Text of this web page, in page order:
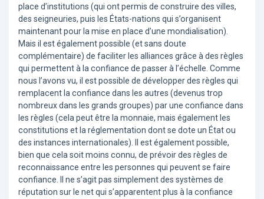
place d’institutions (qui ont permis de construire des villes,
des seigneuries, puis les États-nations qui s’organisent
maintenant pour la mise en place d’une mondialisation).
Mais il est également possible (et sans doute
complémentaire) de faciliter les alliances grâce à des règles
qui permettent à la confiance de passer à l’échelle. Comme
nous l’avons vu, il est possible de développer des règles qui
remplacent la confiance dans les autres (devenus trop
nombreux dans les grands groupes) par une confiance dans
les règles (cela peut être la monnaie, mais également les
constitutions et la réglementation dont se dote un État ou
des instances internationales). Il est également possible,
bien que cela soit moins connu, de prévoir des règles de
reconnaissance entre les personnes qui peuvent se faire
confiance. Il ne s’agit pas simplement des systèmes de
réputation sur le net qui s’apparentent plus à la confiance